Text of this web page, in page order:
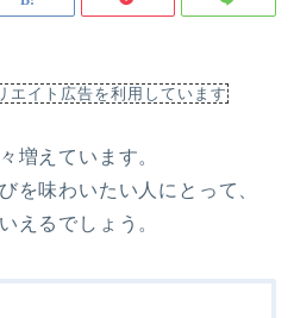
エイト広告を利用しています
増えています。
を味わいたい人にとって、
えるでしょう。